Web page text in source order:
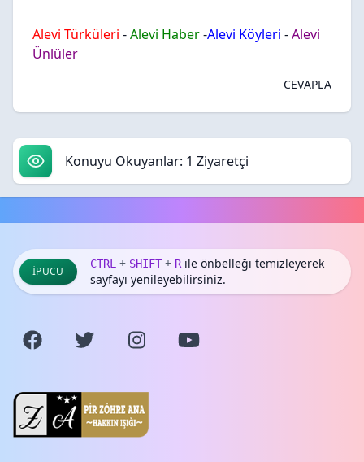
Alevi Türküleri -Alevi Haber-Alevi Köyleri -Alevi
Ünlüler
CEVAPLA
Konuyu Okuyanlar: 1 Ziyaretçi
İPUCU
CTRL + SHIFT + Rile önbelleği temizleyerek
sayfayı yenileyebilirsiniz.